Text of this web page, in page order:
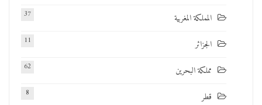
المملكة المغربية 37
الجزائر 11
مملكة البحرين 62
قطر 8